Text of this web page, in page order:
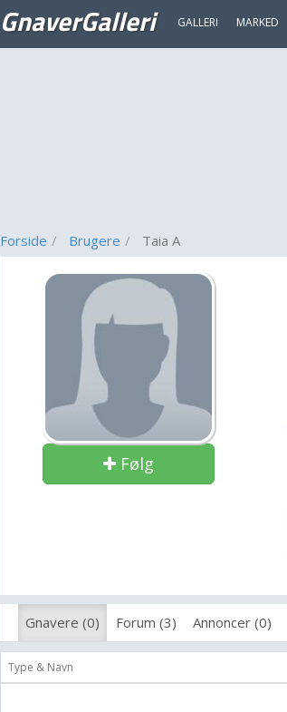
GnaverGalleri GALLERI MARKED
Forside Brugere Taia A
Følg
Gnavere (0) Forum (3) Annoncer (0)
Type & Navn